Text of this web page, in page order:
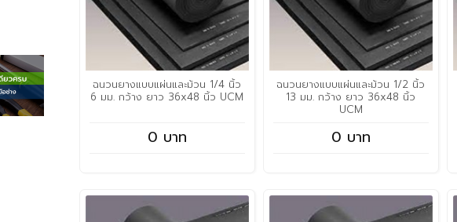
ฉนวนยางแบบแผ่นและม้วน 1/4 นิ้ว
6 มม. กว้าง ยาว 36x48 นิ้ว UCM
0 บาท
ฉนวนยางแบบแผ่นและม้วน 1/2 นิ้ว
13 มม. กว้าง ยาว 36x48 นิ้ว
UCM
0 บาท